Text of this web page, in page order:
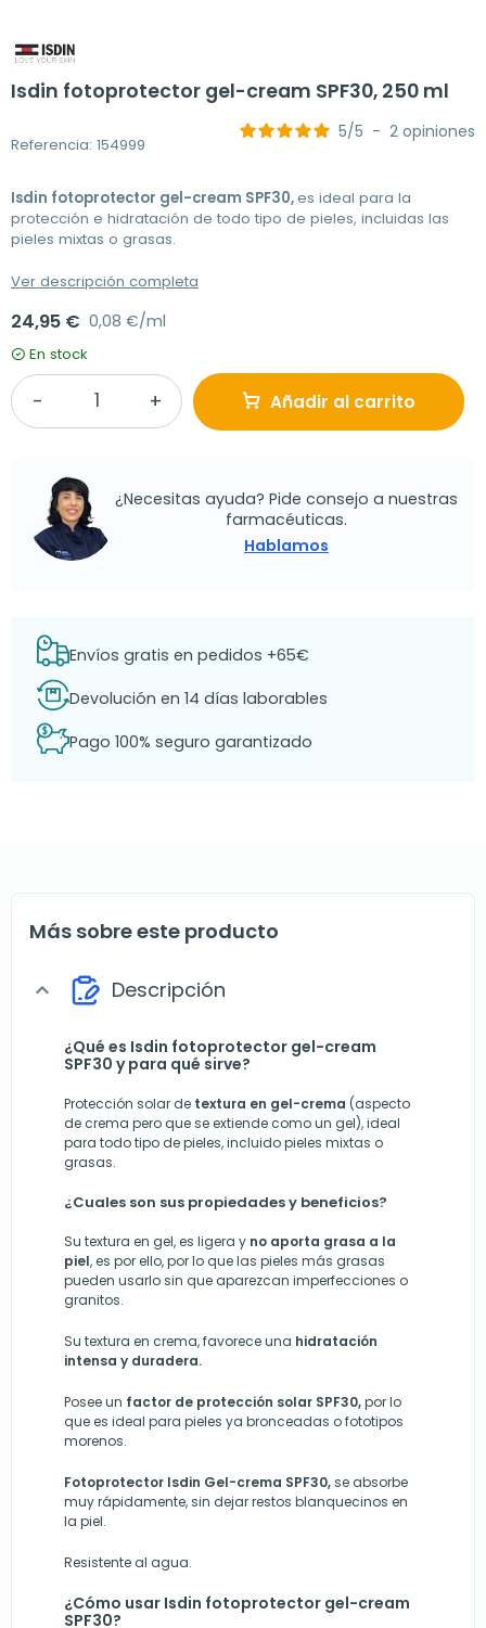
Isdin fotoprotector gel-cream SPF30, 250 ml
Referencia: 154999
5/5 - 2 opiniones
Isdin fotoprotector gel-cream SPF30,es ideal para la
protección e hidratación de todo tipo de pieles, incluidas las
pieles mixtas o grasas.
Ver descripción completa
24,95 € 0,08 €/ml
En stock
Añadir al carrito
¿Necesitas ayuda? Pide consejo a nuestras
farmacéuticas.
Hablamos
Envíos gratis en pedidos +65€
Devolución en 14 días laborables
Pago 100% seguro garantizado
Más sobre este producto
expand_more Descripción
¿Qué es Isdin fotoprotector gel-cream
SPF30 y para qué sirve?
Protección solar de textura en gel-crema (aspecto
de crema pero que se extiende como un gel), ideal
para todo tipo de pieles, incluido pieles mixtas o
grasas.
¿Cuales son sus propiedades y beneficios?
Su textura en gel, es ligera y no aporta grasa a la
piel, es por ello, por lo que las pieles más grasas
pueden usarlo sin que aparezcan imperfecciones o
granitos.
Su textura en crema, favorece una hidratación
intensa y duradera.
Posee un factor de protección solar SPF30,por lo
que es ideal para pieles ya bronceadas o fototipos
morenos.
Fotoprotector Isdin Gel-crema SPF30,se absorbe
muy rápidamente, sin dejar restos blanquecinos en
la piel.
Resistente al agua.
¿Cómo usar Isdin fotoprotector gel-cream
SPF30?